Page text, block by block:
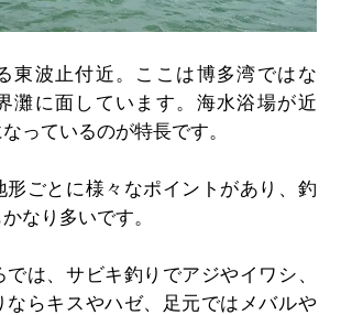
東波止付近。ここは博多湾ではな
灘に面しています。海水浴場が近
っているのが特長です。
形ごとに様々なポイントがあり、釣
なり多いです。
は、サビキ釣りでアジやイワシ、
ならキスやハゼ、足元ではメバルや